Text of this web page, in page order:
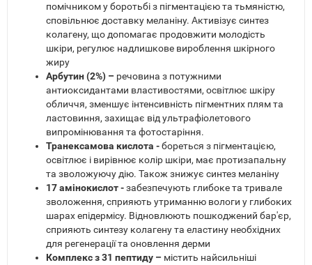
помічником у боротьбі з пігментацією та тьмяністю,
сповільнює доставку меланіну. Активізує синтез
колагену, що допомагає продовжити молодість
шкіри, регулює надлишкове вироблення шкірного
жиру
Арбутин (2%) – речовина з потужними
антиоксидантами властивостями, освітлює шкіру
обличчя, зменшує інтенсивність пігментних плям та
ластовиння, захищає від ультрафіолетового
випромінювання та фотостаріння.
Транексамова кислота -бореться з пігментацією,
освітлює і вирівнює колір шкіри, має протизапальну
та зволожуючу дію. Також знижує синтез меланіну
17 амінокислот -забезпечують глибоке та тривале
зволоження, сприяють утриманню вологи у глибоких
шарах епідермісу. Відновлюють пошкоджений бар'єр,
сприяють синтезу колагену та еластину необхідних
для регенерації та оновлення дерми
Комплекс з 31 пептиду – містить найсильніші